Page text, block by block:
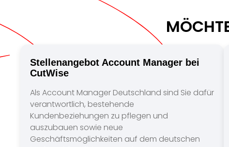
Stellenangebot Account Manager bei
CutWise
Als Account Manager Deutschland sind Sie dafür
verantwortlich, bestehende
Kundenbeziehungen zu pflegen und
auszubauen sowie neue
Geschäftsmöglichkeiten auf dem deutschen